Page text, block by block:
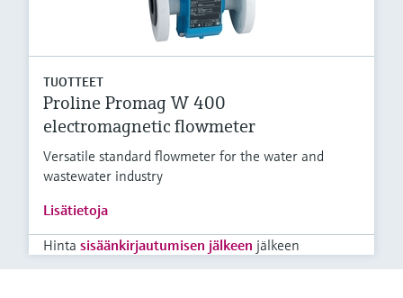
TUOTTEET
Proline Promag W 400
electromagnetic flowmeter
Versatile standard flowmeter for the water and
wastewater industry
Lisätietoja
Hinta sisäänkirjautumisen jälkeen jälkeen